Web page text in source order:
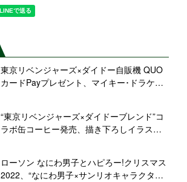
東京リベンジャーズ×ダイドー自販機 QUO
カードPayプレゼント、マイキー･ドラケン
“東京リベンジャーズ×ダイドーブレンド”コ
ラボ缶コーヒー発売、描き下ろしイラスト
守ってやる!」などデザイン
ローソン なにわ男子とハピろー!クリスマス
2022、“なにわ男子×サンリオキャラクター